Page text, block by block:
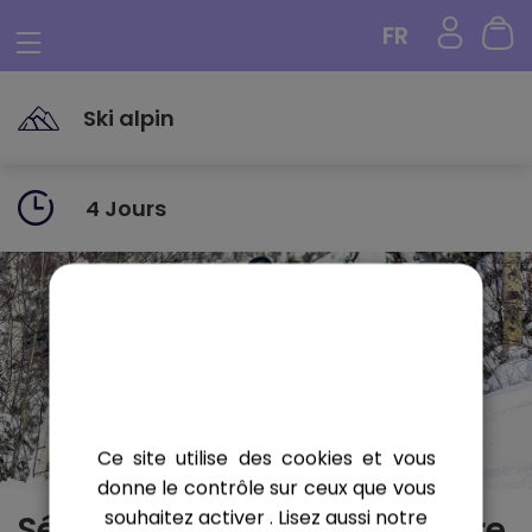
Ce site utilise des cookies et vous
donne le contrôle sur ceux que vous
souhaitez activer. Lisez aussi notre
FR
Ski alpin
4 Jours